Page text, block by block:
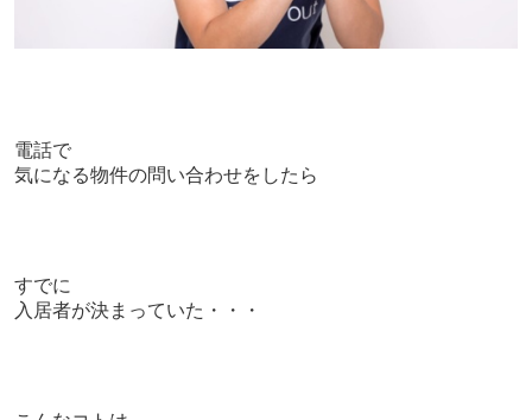
電話で
気になる物件の問い合わせをしたら
すでに
入居者が決まっていた・・・